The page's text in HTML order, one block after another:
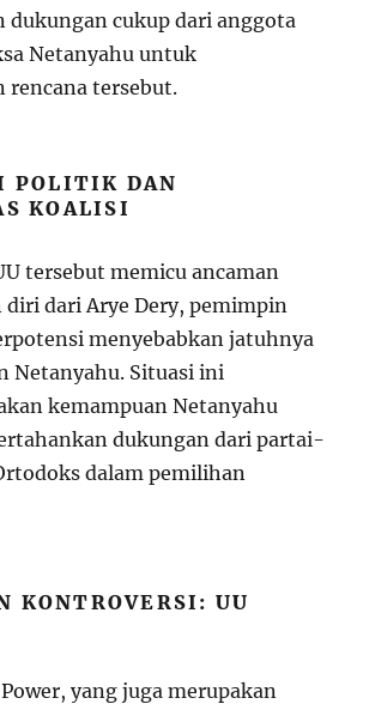
dukungan cukup dari anggota
Netanyahu untuk
rencana tersebut.
POLITIK DAN
KOALISI
tersebut memicu ancaman
dari Arye Dery, pemimpin
menyebabkan jatuhnya
Netanyahu. Situasi ini
kemampuan Netanyahu
dukungan dari partai-
dalam pemilihan
KONTROVERSI: UU
yang juga merupakan